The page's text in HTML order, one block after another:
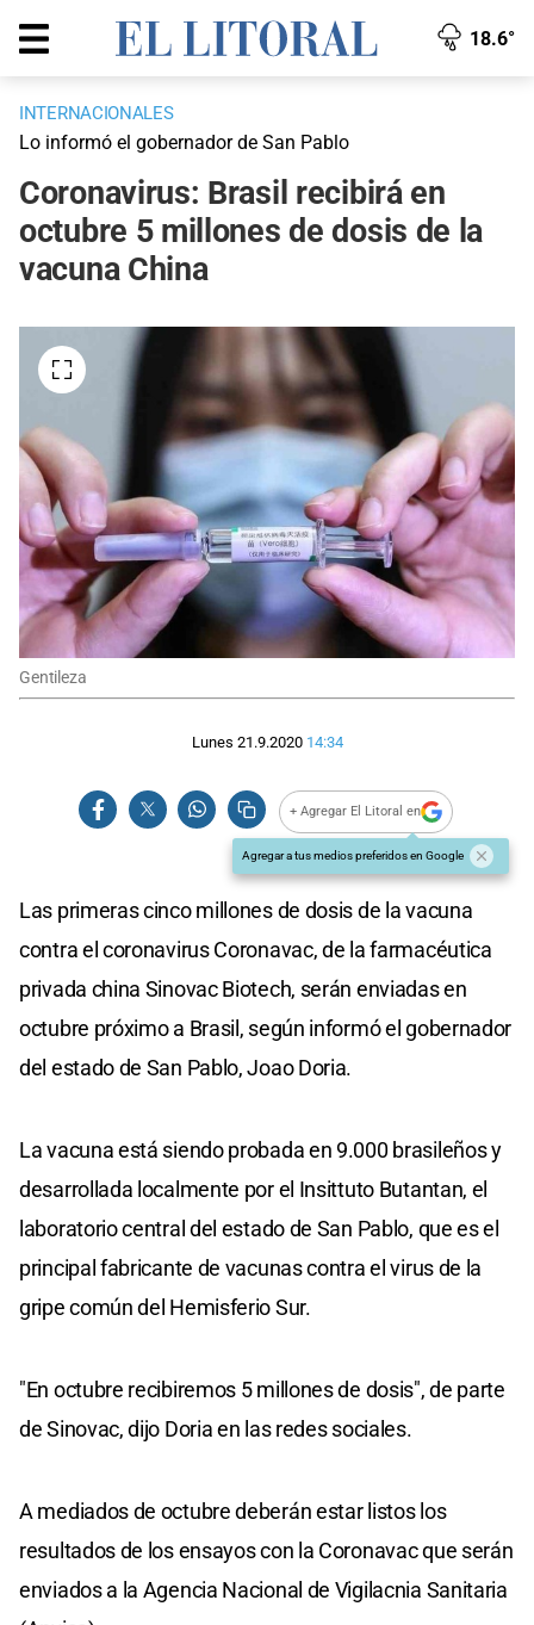
18.6°
INTERNACIONALES
Lo informó el gobernador de San Pablo
Coronavirus: Brasil recibirá en
octubre 5 millones de dosis de la
vacuna China
Gentileza
Lunes 21.9.2020 14:34
+ Agregar El Litoral en
Agregar a tus medios preferidos en Google
Las primeras cinco millones de dosis de la vacuna
contra el coronavirus Coronavac, de la farmacéutica
privada china Sinovac Biotech, serán enviadas en
octubre próximo a Brasil, según informó el gobernador
del estado de San Pablo, Joao Doria.
La vacuna está siendo probada en 9.000 brasileños y
desarrollada localmente por el Insittuto Butantan, el
laboratorio central del estado de San Pablo, que es el
principal fabricante de vacunas contra el virus de la
gripe común del Hemisferio Sur.
"En octubre recibiremos 5 millones de dosis", de parte
de Sinovac, dijo Doria en las redes sociales.
A mediados de octubre deberán estar listos los
resultados de los ensayos con la Coronavac que serán
enviados a la Agencia Nacional de Vigilacnia Sanitaria